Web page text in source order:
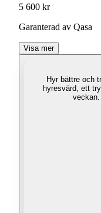
5 600 kr
Garanterad av Qasa
Visa mer
Hyr bättre och
hyresvärd, ett